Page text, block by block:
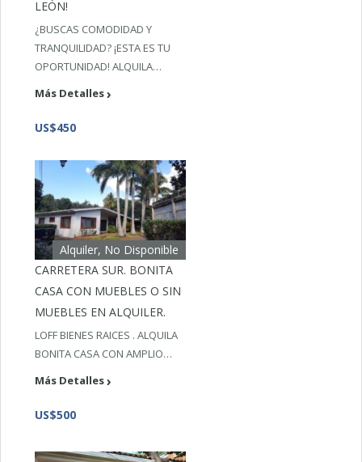
LEÓN!
¿BUSCAS COMODIDAD Y
TRANQUILIDAD? ¡ESTA ES TU
OPORTUNIDAD! ALQUILA…
Más Detalles
US$450
Alquiler, No Disponible
CARRETERA SUR. BONITA
CASA CON MUEBLES O SIN
MUEBLES EN ALQUILER.
LOFF BIENES RAICES . ALQUILA
BONITA CASA CON AMPLIO…
Más Detalles
US$500